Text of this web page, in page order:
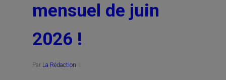
mensuel de juin
2026 !
Par La Rédaction